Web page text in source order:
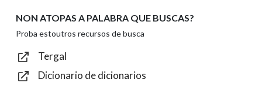
Enviar
NON ATOPAS A PALABRA QUE BUSCAS?
Proba estoutros recursos de busca
Tergal
Dicionario de dicionarios